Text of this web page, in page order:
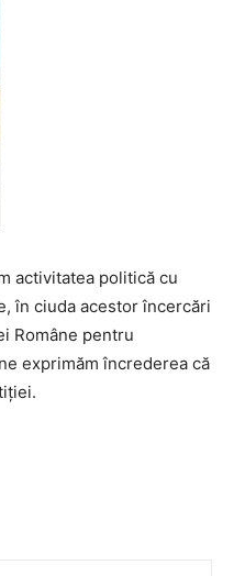
activitatea politică cu
în ciuda acestor încercări
Române pentru
exprimăm încrederea că